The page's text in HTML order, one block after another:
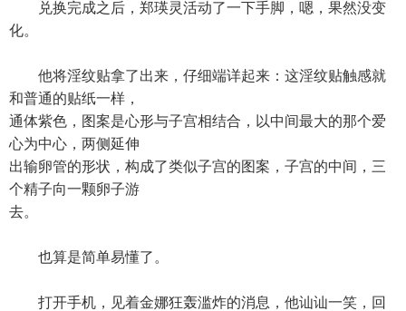
兑换完成之后，郑瑛灵活动了一下手脚，嗯，果然没变
化。
他将淫纹贴拿了出来，仔细端详起来：这淫纹贴触感就
和普通的贴纸一样，
通体紫色，图案是心形与子宫相结合，以中间最大的那个爱
心为中心，两侧延伸
出输卵管的形状，构成了类似子宫的图案，子宫的中间，三
个精子向一颗卵子游
去。
也算是简单易懂了。
打开手机，见着金娜狂轰滥炸的消息，他讪讪一笑，回